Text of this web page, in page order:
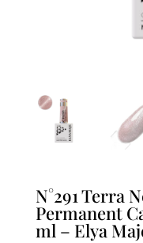
N°291 Terra
Permanent
ml – Elya